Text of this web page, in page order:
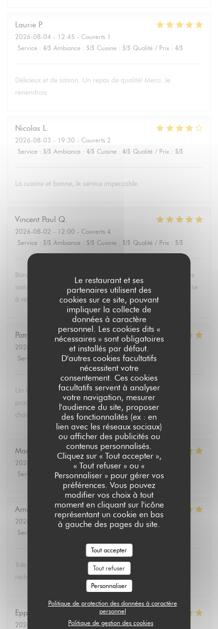
Le restaurant et ses
partenaires utilisent des
cookies sur ce site, pouvant
impliquer la collecte de
données à caractère
personnel. Les cookies dits «
nécessaires » sont obligatoires
et installés par défaut.
D'autres cookies facultatifs
nécessitent votre
consentement. Ces cookies
facultatifs servent à analyser
votre navigation, mesurer
l'audience du site, proposer
des fonctionnalités (ex : en
lien avec les réseaux sociaux)
ou afficher des publicités ou
contenus personnalisés.
Cliquez sur « Tout accepter »,
« Tout refuser » ou «
Personnaliser » pour gérer vos
préférences. Vous pouvez
modifier vos choix à tout
moment en cliquant sur l'icône
représentant un cookie en bas
à gauche des pages du site.
Tout accepter
Tout refuser
Personnaliser
Politique de protection des données à caractère
personnel
Politique de gestion des cookies
Laurie P
2026-08-04 - 12:45 - Couverts 1
Service : 4/5 Ambiance : 5/5 Cuisine : 5/5 Qualité / Prix : 4/5
Délicieux et de saison. Un repas de qualité! Merci. Je
reviendrais.
Nicolas L
2026-08-03 - 19:30 - Couverts 2
Service : 5/5 Ambiance : 4/5 Cuisine : 4/5 Qualité / Prix : 5/5
La cuisine et bonne, le service impeccable.
Vincent Paul Q
2026-08-02 - 12:00 - Couverts 4
Service : 5/5 Ambiance : 5/5 Cuisine : 5/5 Qualité / Prix : 5/5
Bonjour , super service et mets délicieux. Un belle découverte
saine et équilibrée pas évident à trouver partout. Une adresse
à retenir .Merci.
Patricia
2026-08-02
- 13:30 - Couverts 6
Service
Ambiance: 4/5 Cuisine: 5/5 Qualité / Prix
Un brunch dominical excellent avec un buffet de qualité de
produits végétariens et bio. Tous les convives se régalent à
chaque fois.
Marie Christine D
2026-08-02
- 13:30 - Couverts 2
Service
Ambiance: 4/5 Cuisine: 5/5 Qualité / Prix
Amélie
2026-08-01
- 19:00 - Couverts 3
Service
Très bon et service très agréable. Même mon père (qui
rechigne un peu sur le vegan) a adoré les lasagnes !
Eppo
2026-08-01
- 19:30 - Couverts 4